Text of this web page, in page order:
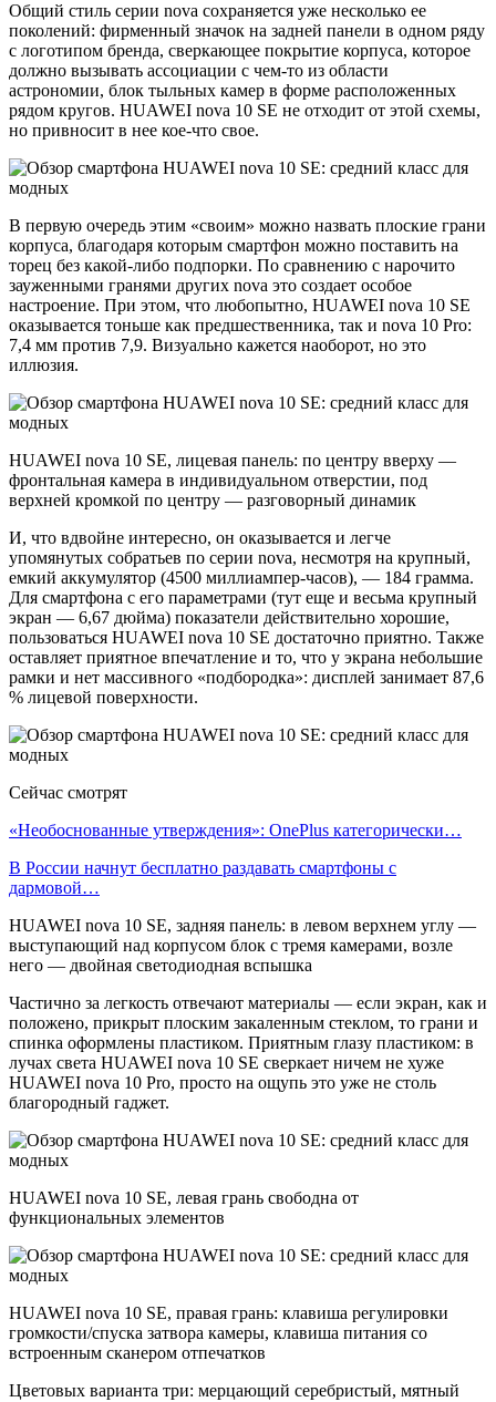
Общий стиль серии nova сохраняется уже несколько ее
поколений: фирменный значок на задней панели в одном ряду
с логотипом бренда, сверкающее покрытие корпуса, которое
должно вызывать ассоциации с чем-то из области
астрономии, блок тыльных камер в форме расположенных
рядом кругов. HUAWEI nova 10 SE не отходит от этой схемы,
но привносит в нее кое-что свое.
В первую очередь этим «своим» можно назвать плоские грани
корпуса, благодаря которым смартфон можно поставить на
торец без какой-либо подпорки. По сравнению с нарочито
зауженными гранями других nova это создает особое
настроение. При этом, что любопытно, HUAWEI nova 10 SE
оказывается тоньше как предшественника, так и nova 10 Pro:
7,4 мм против 7,9. Визуально кажется наоборот, но это
иллюзия.
HUAWEI nova 10 SE, лицевая панель: по центру вверху —
фронтальная камера в индивидуальном отверстии, под
верхней кромкой по центру — разговорный динамик
И, что вдвойне интересно, он оказывается и легче
упомянутых собратьев по серии nova, несмотря на крупный,
емкий аккумулятор (4500 миллиампер-часов), — 184 грамма.
Для смартфона с его параметрами (тут еще и весьма крупный
экран — 6,67 дюйма) показатели действительно хорошие,
пользоваться HUAWEI nova 10 SE достаточно приятно. Также
оставляет приятное впечатление и то, что у экрана небольшие
рамки и нет массивного «подбородка»: дисплей занимает 87,6
% лицевой поверхности.
Сейчас смотрят
«Необоснованные утверждения»: OnePlus категорически…
В России начнут бесплатно раздавать смартфоны с
дармовой…
HUAWEI nova 10 SE, задняя панель: в левом верхнем углу —
выступающий над корпусом блок с тремя камерами, возле
него — двойная светодиодная вспышка
Частично за легкость отвечают материалы — если экран, как и
положено, прикрыт плоским закаленным стеклом, то грани и
спинка оформлены пластиком. Приятным глазу пластиком: в
лучах света HUAWEI nova 10 SE сверкает ничем не хуже
HUAWEI nova 10 Pro, просто на ощупь это уже не столь
благородный гаджет.
HUAWEI nova 10 SE, левая грань свободна от
функциональных элементов
HUAWEI nova 10 SE, правая грань: клавиша регулировки
громкости/спуска затвора камеры, клавиша питания со
встроенным сканером отпечатков
Цветовых варианта три: мерцающий серебристый, мятный